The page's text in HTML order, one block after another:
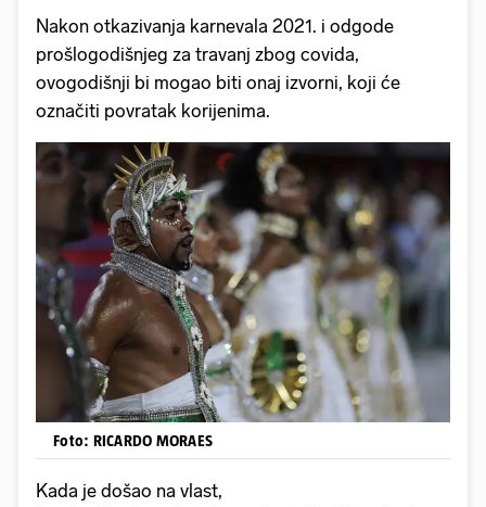
Nakon otkazivanja karnevala 2021. i odgode
prošlogodišnjeg za travanj zbog covida,
ovogodišnji bi mogao biti onaj izvorni, koji će
označiti povratak korijenima.
Foto: RICARDO MORAES
Kada je došao na vlast,